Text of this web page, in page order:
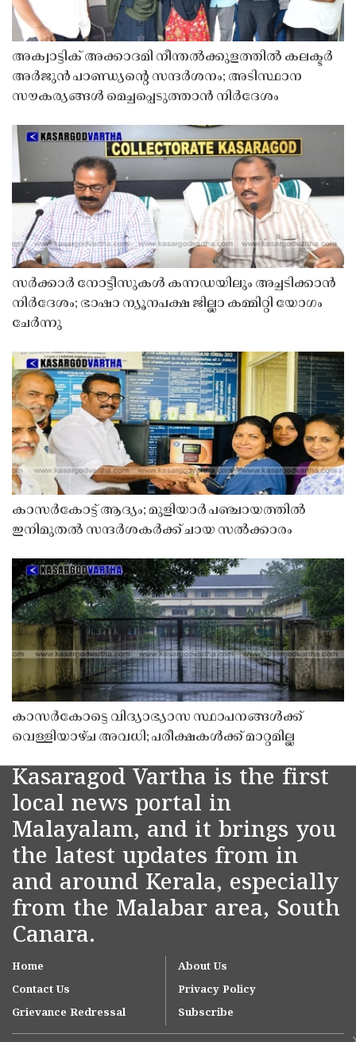
അക്വാട്ടിക് അക്കാദമി നീന്തൽക്കുളത്തിൽ കലക്ടർ
അർജുൻ പാണ്ഡ്യൻ്റെ സന്ദർശനം; അടിസ്ഥാന
സൗകര്യങ്ങൾ മെച്ചപ്പെടുത്താൻ നിർദേശം
സർക്കാർ നോട്ടീസുകൾ കന്നഡയിലും അച്ചടിക്കാൻ
നിർദേശം; ഭാഷാ ന്യൂനപക്ഷ ജില്ലാ കമ്മിറ്റി യോഗം
ചേർന്നു
കാസർകോട്ട് ആദ്യം; മുളിയാർ പഞ്ചായത്തിൽ
ഇനിമുതൽ സന്ദർശകർക്ക് ചായ സൽക്കാരം
കാസർകോട്ടെ വിദ്യാഭ്യാസ സ്ഥാപനങ്ങൾക്ക്
വെള്ളിയാഴ്ച അവധി; പരീക്ഷകൾക്ക് മാറ്റമില്ല
Kasaragod Vartha is the first
local news portal in
Malayalam, and it brings you
the latest updates from in
and around Kerala, especially
from the Malabar area, South
Canara.
Home
About Us
Contact Us
Privacy Policy
Grievance Redressal
Subscribe